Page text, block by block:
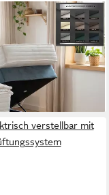
Bettkasten und
verstellbar mit